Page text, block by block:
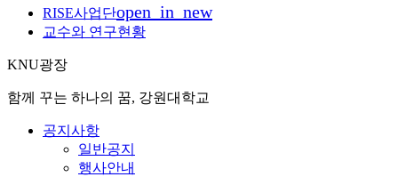
RISE사업단open_in_new
교수와 연구현황
KNU광장
함께 꾸는 하나의 꿈, 강원대학교
공지사항
일반공지
행사안내